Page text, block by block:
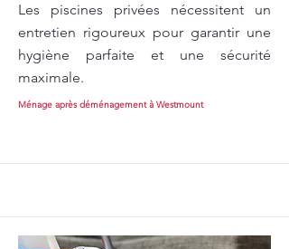
Les piscines privées nécessitent un
entretien rigoureux pour garantir une
hygiène parfaite et une sécurité
maximale.
Ménage après déménagement à Westmount